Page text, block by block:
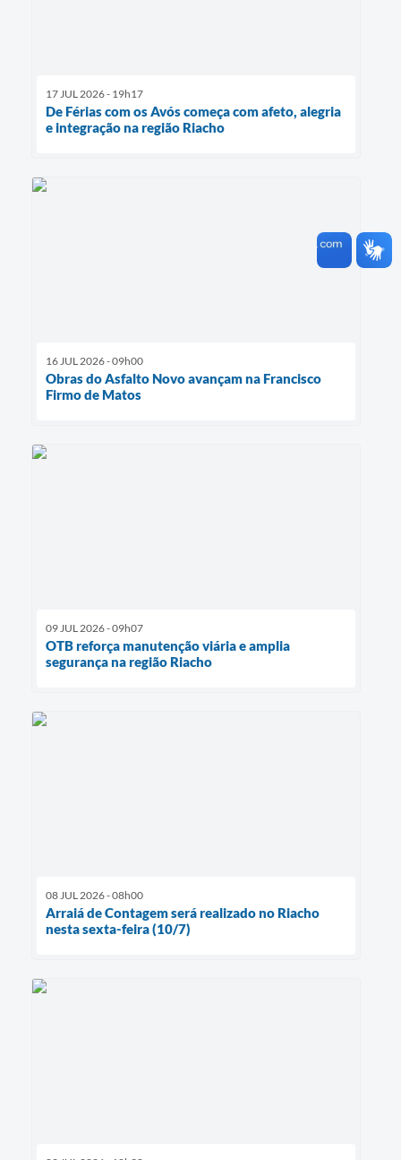
17 JUL 2026 - 19h17
De Férias com os Avós começa com afeto, alegria
e integração na região Riacho
16 JUL 2026 - 09h00
Obras do Asfalto Novo avançam na Francisco
Firmo de Matos
09 JUL 2026 - 09h07
OTB reforça manutenção viária e amplia
segurança na região Riacho
08 JUL 2026 - 08h00
Arraiá de Contagem será realizado no Riacho
nesta sexta-feira (10/7)